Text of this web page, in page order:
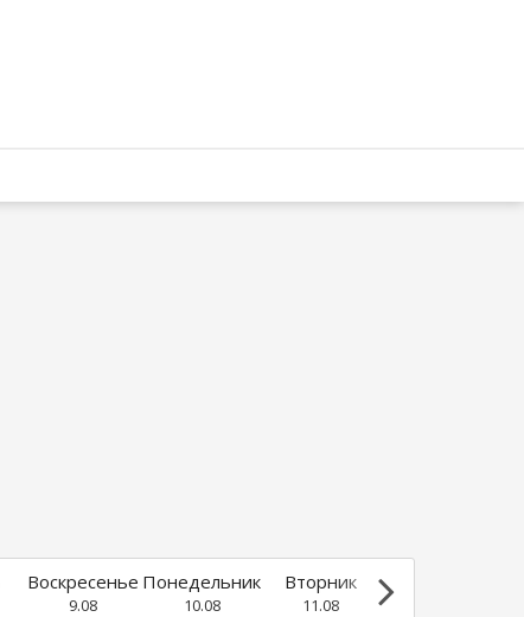
Воскресенье
9.08
Понедельник
10.08
Вторник
11.08